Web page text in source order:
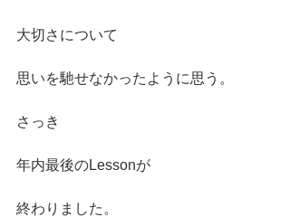
大切さについて
思いを馳せなかったように思う。
さっき
年内最後のLessonが
終わりました。